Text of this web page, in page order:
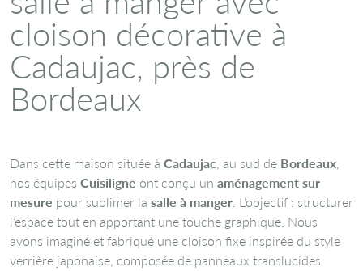
cloison décorative à
Cadaujac, près de
Bordeaux
Dans cette maison située à Cadaujac , au sud de Bordeaux
nos équipes Cuisiligne ont conçu un aménagement sur
mesure pour sublimer la salle à manger . L’objectif : structurer
l’espace tout en apportant une touche graphique. Nous
avons imaginé et fabriqué une cloison fixe inspirée du style
verrière japonaise, composée de panneaux translucides